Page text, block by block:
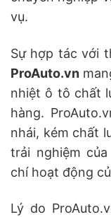
vụ.
Sự hợp tác với
ProAuto.vn
nhiệt ô tô chất
hàng.
nhái, kém chất
trải nghiệm
chí hoạt động
Lý do